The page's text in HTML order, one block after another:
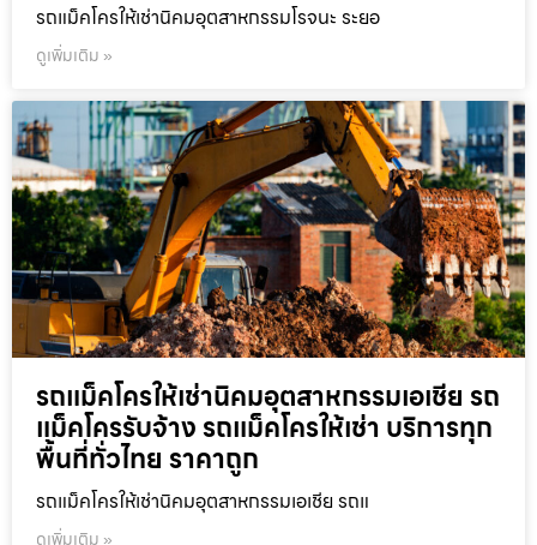
รถแม็คโครให้เช่านิคมอุตสาหกรรมโรจนะ ระยอ
ดูเพิ่มเติม »
รถแม็คโครให้เช่านิคมอุตสาหกรรมเอเชีย รถ
แม็คโครรับจ้าง รถแม็คโครให้เช่า บริการทุก
พื้นที่ทั่วไทย ราคาถูก
รถแม็คโครให้เช่านิคมอุตสาหกรรมเอเชีย รถแ
ดูเพิ่มเติม »